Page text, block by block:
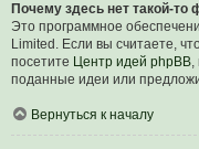
Почему здесь нет такой-то
Это программное
Limited. Если вы считаете,
посетите Центр идей phpBB,
поданные идеи или
Вернуться к началу